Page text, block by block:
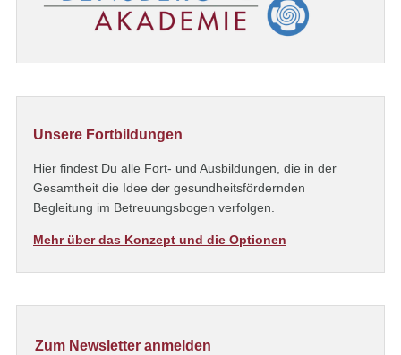
Unsere Fortbildungen
Hier findest Du alle Fort- und Ausbildungen, die in der
Gesamtheit die Idee der gesundheitsfördernden
Begleitung im Betreuungsbogen verfolgen.
Mehr über das Konzept und die Optionen
Zum Newsletter anmelden